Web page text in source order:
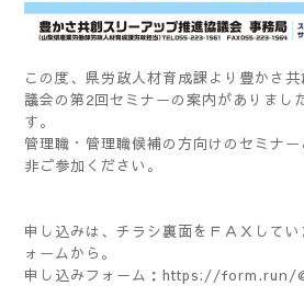
この度、県労政人材育成課より豊かさ
議会の第2回セミナーの案内がありまし
す。
管理職・管理職候補の方向けのセミナ
非ご参加ください。
申し込みは、チラシ裏面をＦＡＸして
ォームから。
申し込みフォーム： https://form.run/